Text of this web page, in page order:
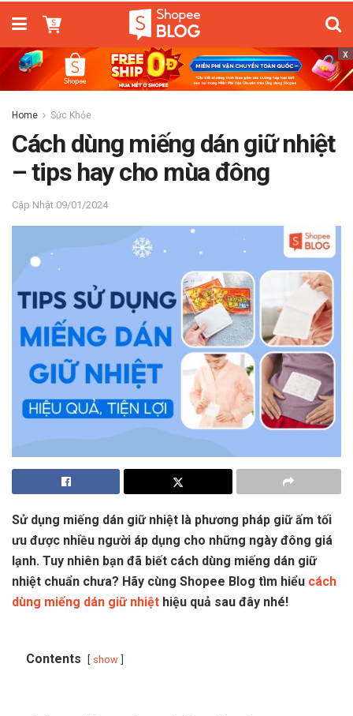
x
Home Sức Khỏe
Cách dùng miếng dán giữ nhiệt
– tips hay cho mùa đông
09/01/2024
Sử dụng miếng dán giữ nhiệt là phương pháp giữ ấm tối
ưu được nhiều người áp dụng cho những ngày đông giá
lạnh. Tuy nhiên bạn đã biết cách dùng miếng dán giữ
nhiệt chuẩn chưa? Hãy cùng Shopee Blog tìm hiểu cách
dùng miếng dán giữ nhiệt hiệu quả sau đây nhé!
Contents show